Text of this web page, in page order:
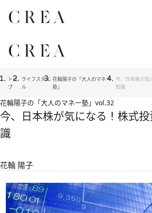
トッ
プ
ライフスタイ
ル
花輪陽子の「大人のマネー
塾」
今、日本株が気
知識
花輪陽子の「大人のマネー塾」 vol.32
今、日本株が気になる！株式
識
花輪 陽子